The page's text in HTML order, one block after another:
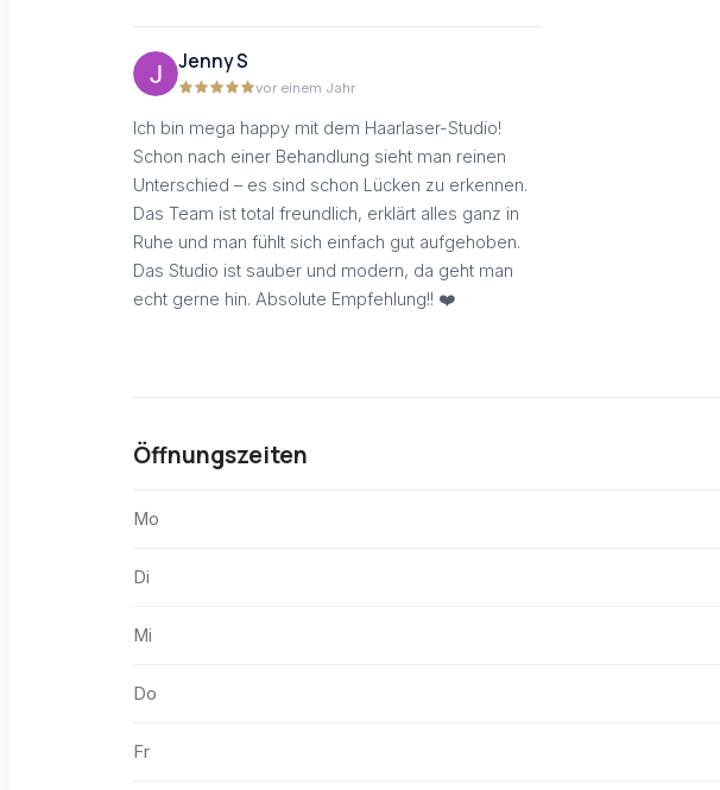
Jenny S
vor einem Jahr
Ich bin mega happy mit dem Haarlaser-Studio!
Schon nach einer Behandlung sieht man reinen
Unterschied – es sind schon Lücken zu erkennen.
Das Team ist total freundlich, erklärt alles ganz in
Ruhe und man fühlt sich einfach gut aufgehoben.
Das Studio ist sauber und modern, da geht man
echt gerne hin. Absolute Empfehlung!! ❤️
Öffnungszeiten
Mo
Di
Mi
Do
Fr